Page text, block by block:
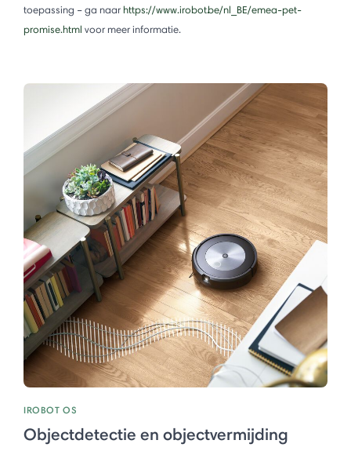
toepassing – ga naar https://www.irobot.be/nl_BE/emea-pet-
promise.html voor meer informatie.
IROBOT OS
Objectdetectie en objectvermijding